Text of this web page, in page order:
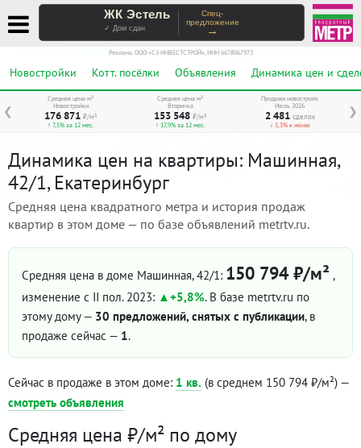
ЖК Эстель
✓ Дом сдан
Спец-
предложение
→
Реклама. ООО «СЗ ИНВЕСТСТРОЙ», ИНН 6678067973
Новостройки Котт. посёлки Объявления Динамика цен и
❮ ❯
Средняя цена м²
Новостройки
176 871 ₽/м²
↑ 7,5% за 12 мес.
Средняя цена м²
Вторичка
153 548 ₽/м²
↑ 17,9% за 12 мес.
Продажи новостроек
Июль 2026
2 481 сделок
↓ 5,3% к июню
Динамика цен на квартиры: Машинная,
42/1, Екатеринбург
Средняя цена квадратного метра и история продаж
квартир в этом доме — по базе объявлений metrtv.ru.
Средняя цена в доме Машинная, 42/1: 150 794 ₽/м² ,
изменение с II пол. 2023:
+5,8%. В базе metrtv.ru по
этому дому — 30 предложений, снятых с публикации, в
продаже сейчас — 1.
Сейчас в продаже в этом доме: 1 кв. (в среднем 150 794 ₽/м²) —
смотреть объявления
Средняя цена ₽/м² по дому